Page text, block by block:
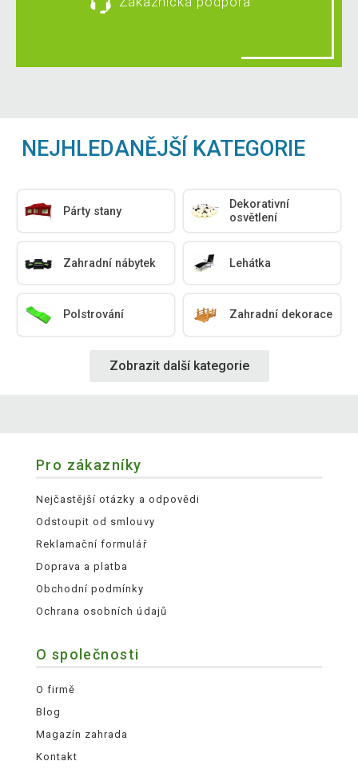
NEJHLEDANĚJŠÍ KATEGORIE
Párty stany
Dekorativní
osvětlení
Zahradní nábytek Lehátka
Polstrování Zahradní dekorace
Zobrazit další kategorie
Pro zákazníky
Nejčastější otázky a odpovědi
Odstoupit od smlouvy
Reklamační formulář
Doprava a platba
Obchodní podmínky
Ochrana osobních údajů
O společnosti
O firmě
Blog
Magazín zahrada
Kontakt